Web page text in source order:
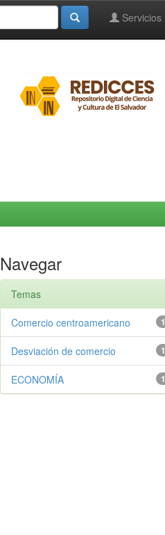
Servicios
Navegar
Temas
1
Comercio centroamericano
1
Desviación de comercio
1
ECONOMÍA